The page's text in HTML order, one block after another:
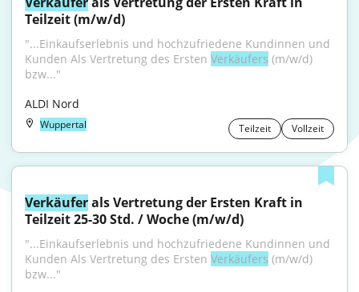
Teilzeit (m/w/d)
"...Einkaufserlebnis und hochzufriedene Kundinnen und
Kunden Als Vertretung des Ersten Verkäufers (m/w/d)
bzw..."
ALDI Nord
Wuppertal Teilzeit Vollzeit
Verkäufer als Vertretung der Ersten Kraft in
Teilzeit 25-30 Std. / Woche (m/w/d)
"...Einkaufserlebnis und hochzufriedene Kundinnen und
Kunden Als Vertretung des Ersten Verkäufers (m/w/d)
bzw..."